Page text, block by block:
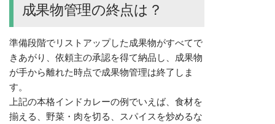
成果物管理の終点は？
準備段階でリストアップした成果物がすべてで
きあがり、依頼主の承認を得て納品し、成果物
が手から離れた時点で成果物管理は終了しま
す。
上記の本格インドカレーの例でいえば、食材を
揃える、野菜・肉を切る、スパイスを炒めるな